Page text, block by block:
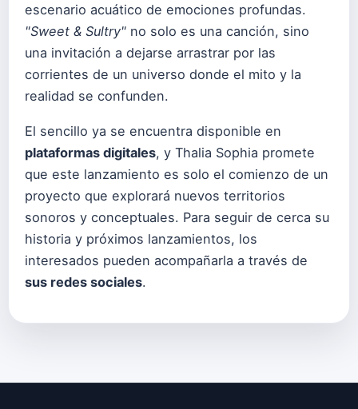
escenario acuático de emociones profundas.
"Sweet & Sultry" no solo es una canción, sino
una invitación a dejarse arrastrar por las
corrientes de un universo donde el mito y la
realidad se confunden.
El sencillo ya se encuentra disponible en
plataformas digitales, y Thalia Sophia promete
que este lanzamiento es solo el comienzo de un
proyecto que explorará nuevos territorios
sonoros y conceptuales. Para seguir de cerca su
historia y próximos lanzamientos, los
interesados pueden acompañarla a través de
sus redes sociales.